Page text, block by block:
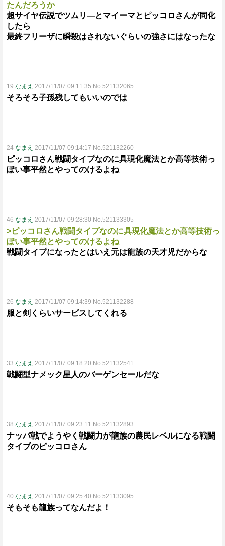
たんだろうか
超サイヤ伝説でツムリ―とマイーマとピッコロさんが同化
したら
最終フリーザに瞬殺はされないぐらいの強さにはなったな
19 なまえ 2017/11/07 09:11:35 No.521132065
そろそろ子孫残してもいいのでは
24 なまえ 2017/11/07 09:14:17 No.521132260
ピッコロさん戦闘タイプなのに具現化魔法とか高等技術っ
ぽい事平然とやってのけるよね
46 なまえ 2017/11/07 09:28:30 No.521133305
>ピッコロさん戦闘タイプなのに具現化魔法とか高等技術っ
ぽい事平然とやってのけるよね
戦闘タイプになったとはいえ元は龍族の天才児だからな
26 なまえ 2017/11/07 09:14:39 No.521132288
服と剣くらいサービスしてくれる
33 なまえ 2017/11/07 09:18:20 No.521132541
戦闘型ナメック星人のバーゲンセールだな
38 なまえ 2017/11/07 09:23:11 No.521132893
ナッパ戦でようやく戦闘力が龍族の農民レベルになる戦闘
タイプのピッコロさん
40 なまえ 2017/11/07 09:25:40 No.521133095
そもそも龍族ってなんだよ！